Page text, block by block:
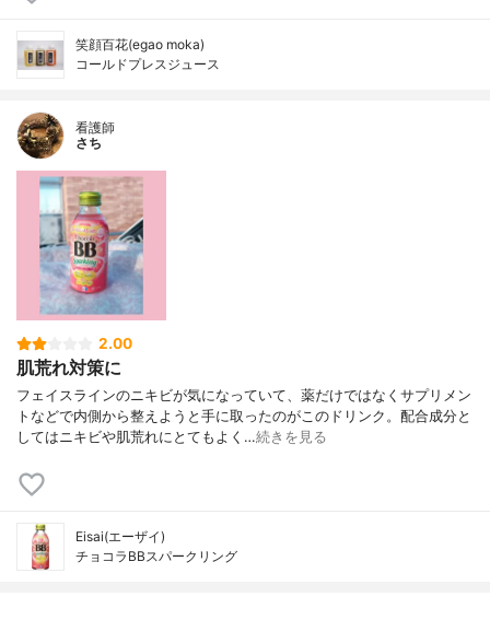
笑顔百花(egao moka)
コールドプレスジュース
看護師
さち
2.00
肌荒れ対策に
フェイスラインのニキビが気になっていて、薬だけではなくサプリメン
トなどで内側から整えようと手に取ったのがこのドリンク。配合成分と
してはニキビや肌荒れにとてもよく…続きを見る
Eisai(エーザイ)
チョコラBBスパークリング